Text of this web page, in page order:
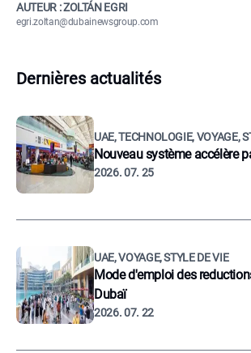
AUTEUR : ZOLTÁN EGRI
egri.zoltan@dubainewsgroup.com
Dernières actualités
UAE, TECHNOLOGIE, VOYAGE,
Nouveau système accélère
2026. 07. 25
UAE, VOYAGE, STYLE DE VIE
Mode d'emploi des
Dubaï
2026. 07. 22